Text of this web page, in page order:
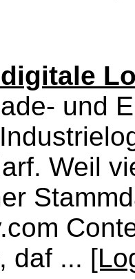
und
Weil
daf ...